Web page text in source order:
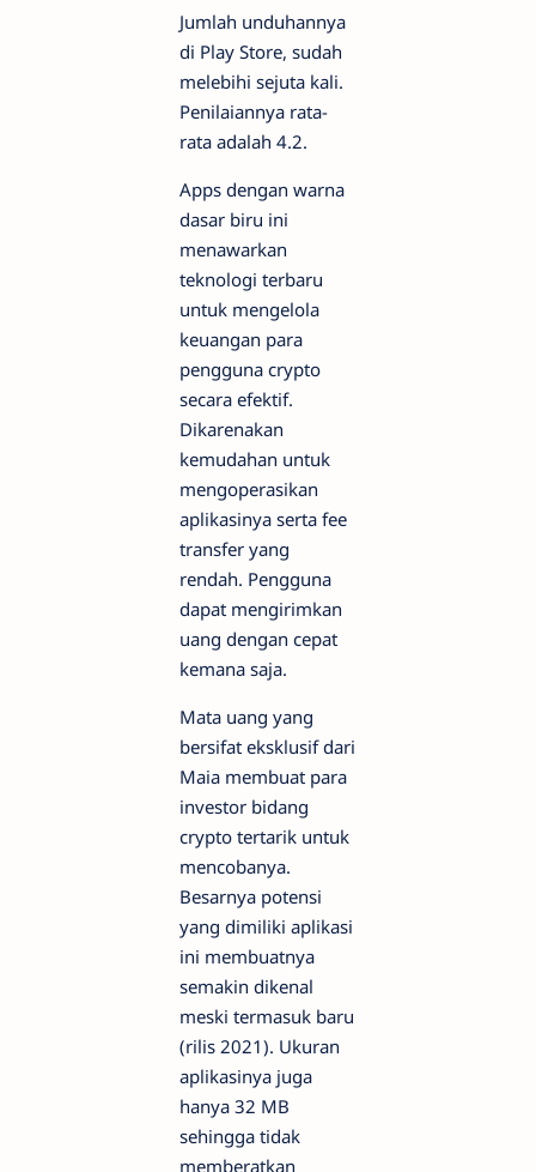
Jumlah unduhannya
di Play Store, sudah
melebihi sejuta kali.
Penilaiannya rata-
rata adalah 4.2.
Apps dengan warna
dasar biru ini
menawarkan
teknologi terbaru
untuk mengelola
keuangan para
pengguna crypto
secara efektif.
Dikarenakan
kemudahan untuk
mengoperasikan
aplikasinya serta fee
transfer yang
rendah. Pengguna
dapat mengirimkan
uang dengan cepat
kemana saja.
Mata uang yang
bersifat eksklusif dari
Maia membuat para
investor bidang
crypto tertarik untuk
mencobanya.
Besarnya potensi
yang dimiliki aplikasi
ini membuatnya
semakin dikenal
meski termasuk baru
(rilis 2021). Ukuran
aplikasinya juga
hanya 32 MB
sehingga tidak
memberatkan